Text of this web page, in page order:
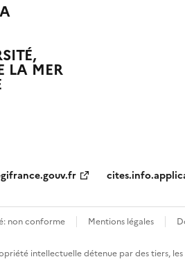
LA MER
non conforme Mentions légales
intellectuelle détenue par des tiers,